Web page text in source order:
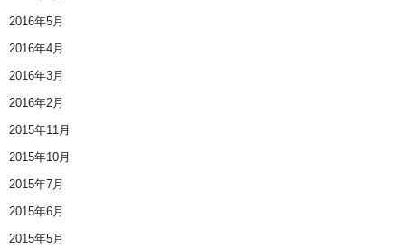
2016年5月
2016年4月
2016年3月
2016年2月
2015年11月
2015年10月
2015年7月
2015年6月
2015年5月